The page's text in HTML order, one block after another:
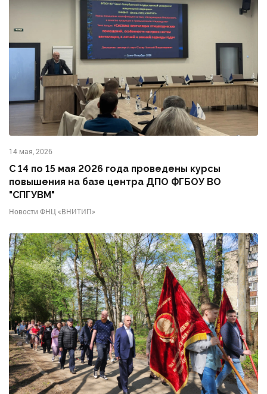
14 мая, 2026
С 14 по 15 мая 2026 года проведены курсы
повышения на базе центра ДПО ФГБОУ ВО
"СПГУВМ"
Новости ФНЦ «ВНИТИП»